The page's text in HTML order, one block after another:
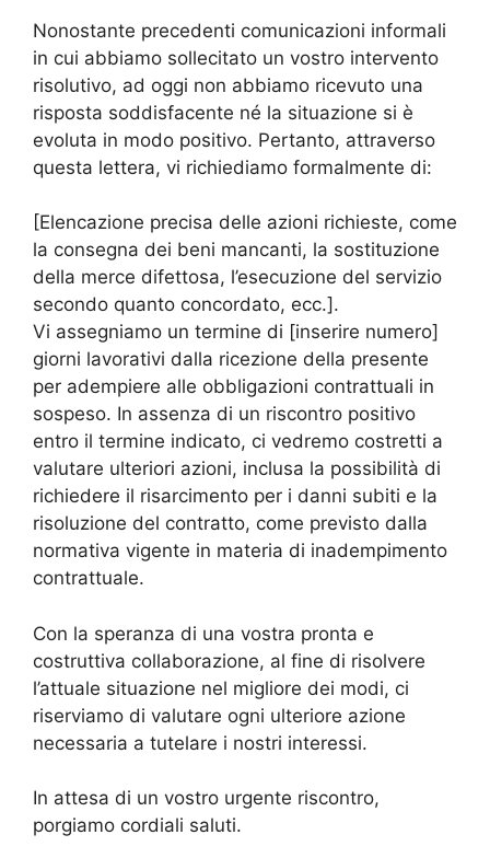
Nonostante precedenti comunicazioni informali
in cui abbiamo sollecitato un vostro intervento
risolutivo, ad oggi non abbiamo ricevuto una
risposta soddisfacente né la situazione si è
evoluta in modo positivo. Pertanto, attraverso
questa lettera, vi richiediamo formalmente di:
[Elencazione precisa delle azioni richieste, come
la consegna dei beni mancanti, la sostituzione
della merce difettosa, l’esecuzione del servizio
secondo quanto concordato, ecc.].
Vi assegniamo un termine di [inserire numero]
giorni lavorativi dalla ricezione della presente
per adempiere alle obbligazioni contrattuali in
sospeso. In assenza di un riscontro positivo
entro il termine indicato, ci vedremo costretti a
valutare ulteriori azioni, inclusa la possibilità di
richiedere il risarcimento per i danni subiti e la
risoluzione del contratto, come previsto dalla
normativa vigente in materia di inadempimento
contrattuale.
Con la speranza di una vostra pronta e
costruttiva collaborazione, al fine di risolvere
l’attuale situazione nel migliore dei modi, ci
riserviamo di valutare ogni ulteriore azione
necessaria a tutelare i nostri interessi.
In attesa di un vostro urgente riscontro,
porgiamo cordiali saluti.